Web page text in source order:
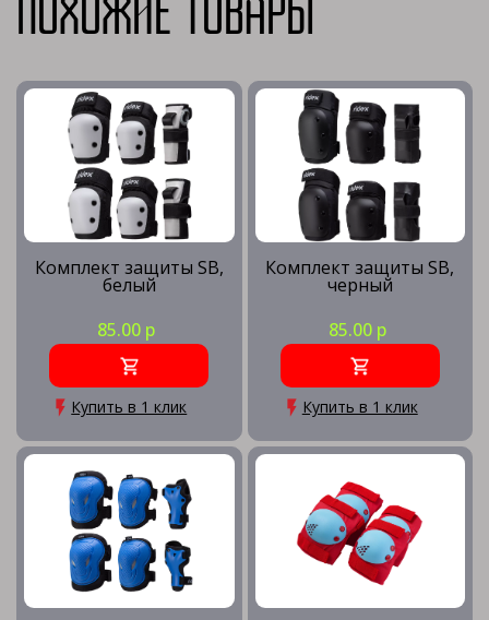
Похожие товары
Комплект защиты SB,
белый
85.00 р
Купить в 1 клик
Комплект защиты SB,
черный
85.00 р
Купить в 1 клик